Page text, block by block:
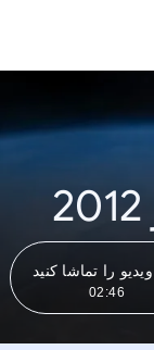
ویدیو را تماشا کنید
02:46